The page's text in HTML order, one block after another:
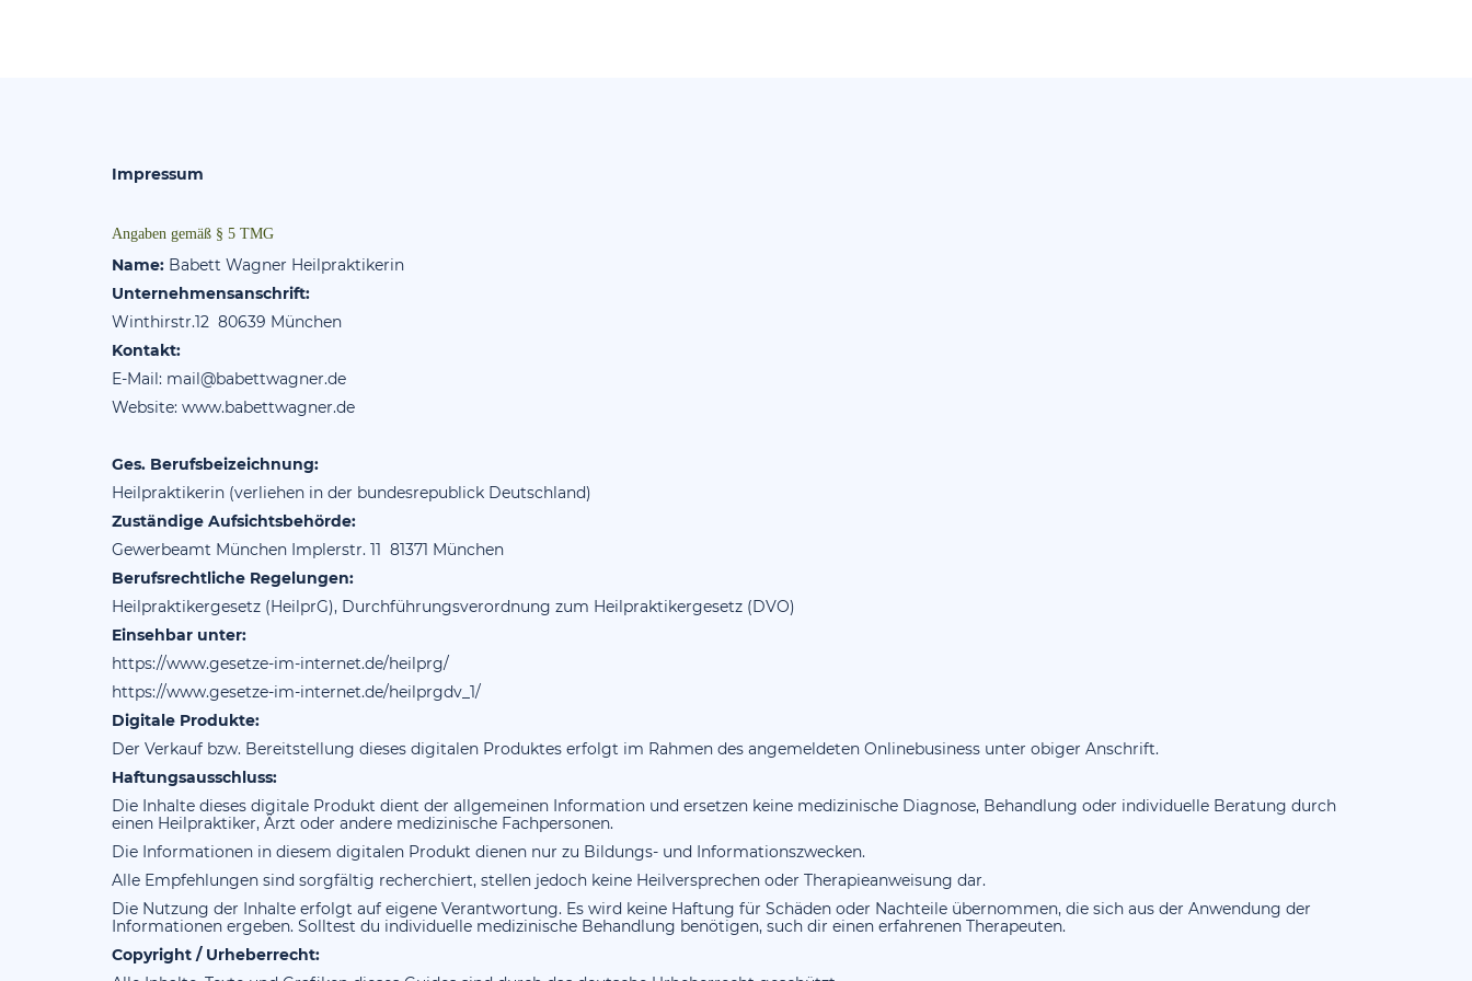
Impressum
Angaben gemäß § 5 TMG
Name: Babett Wagner Heilpraktikerin
Unternehmensanschrift:
Winthirstr.12 80639 München
Kontakt:
E-Mail: mail@babettwagner.de
Website: www.babettwagner.de
Ges. Berufsbeizeichnung:
Heilpraktikerin (verliehen in der bundesrepublick Deutschland)
Zuständige Aufsichtsbehörde:
Gewerbeamt München Implerstr. 11 81371 München
Berufsrechtliche Regelungen:
Heilpraktikergesetz (HeilprG), Durchführungsverordnung zum Heilpraktikergesetz (DVO)
Einsehbar unter:
https://www.gesetze-im-internet.de/heilprg/
https://www.gesetze-im-internet.de/heilprgdv_1/
Digitale Produkte:
Der Verkauf bzw. Bereitstellung dieses digitalen Produktes erfolgt im Rahmen des angemeldeten Onlinebusiness unter obiger Anschrift.
Haftungsausschluss:
Die Inhalte dieses digitale Produkt dient der allgemeinen Information und ersetzen keine medizinische Diagnose, Behandlung oder individuelle Beratung durch
einen Heilpraktiker, Ärzt oder andere medizinische Fachpersonen.
Die Informationen in diesem digitalen Produkt dienen nur zu Bildungs- und Informationszwecken.
Alle Empfehlungen sind sorgfältig recherchiert, stellen jedoch keine Heilversprechen oder Therapieanweisung dar.
Die Nutzung der Inhalte erfolgt auf eigene Verantwortung. Es wird keine Haftung für Schäden oder Nachteile übernommen, die sich aus der Anwendung der
Informationen ergeben. Solltest du individuelle medizinische Behandlung benötigen, such dir einen erfahrenen Therapeuten.
Copyright / Urheberrecht: